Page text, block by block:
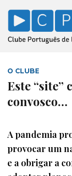
O CLUBE
Este “site”
convosco…
A pandemia
provocar um
e a obrigar a